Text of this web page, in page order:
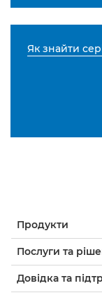
Як знайти
Продукти
Послуги та
Довідка та